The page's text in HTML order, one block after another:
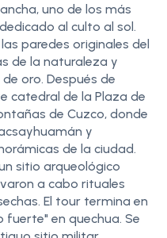
uno de los más
al culto al sol.
paredes originales del
de la naturaleza y
oro. Después de
catedral de la Plaza de
de Cuzco, donde
y
de la ciudad.
sitio arqueológico
a cabo rituales
El tour termina en
fuerte" en quechua. Se